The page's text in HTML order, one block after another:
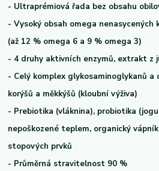
- Ultraprémiová řada bez obsahu
- Vysoký obsah omega nenasycených
(až 12 % omega 6 a 9 % omega 3)
- 4 druhy aktivních enzymů, extrakt z
- Celý komplex glykosaminoglykanů a
korýšů a měkkýšů (kloubní výživa)
- Prebiotika (vláknina), probiotika
nepoškozené teplem, organický
stopových prvků
- Průměrná stravitelnost 90 %